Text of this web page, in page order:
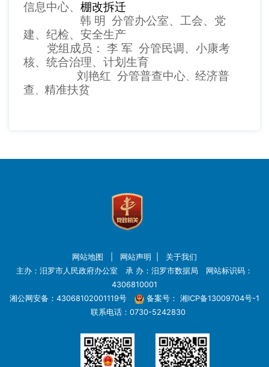
信息中心、 棚改拆迁
韩 明 分管办公室、 工会、 党
建、 纪检、 安全生产
党组成员： 李 军 分管民调 、 小康考
核、统合治理、计划生育
刘艳红 分管普查中心
经济普
查
精准扶贫
网站地图 网站声明
关于我们
主办：汨罗市人民政府办公室 承 办：汨罗市数据局 网站标识码：
4306810001
湘公网安备：43068102001119号
备案号： 湘ICP备13009704号-1
联系电话：0730-5242830